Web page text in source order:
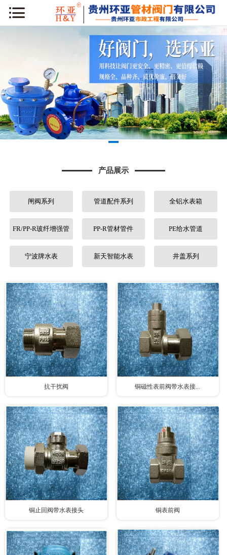
产品展示
闸阀系列 管道配件系列 全铝水表箱
FR/PP-R玻纤增强管 PP-R管材管件 PE给水管道
宁波牌水表 新天智能水表 井盖系列
抗干扰阀 铜磁性表前阀带水表接...
铜止回阀带水表接头 铜表前阀
新闻动态
产品展示
工程案例
荣誉资质
行业知识
联系我们